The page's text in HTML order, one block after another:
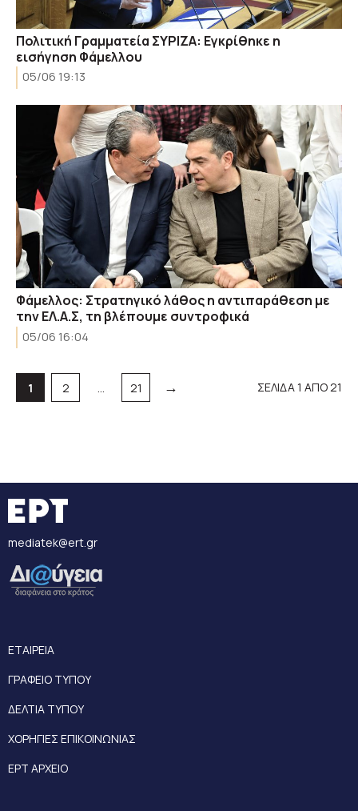
Πολιτική Γραμματεία ΣΥΡΙΖΑ: Εγκρίθηκε η
εισήγηση Φάμελλου
05/06 19:13
Φάμελλος: Στρατηγικό λάθος η αντιπαράθεση με
την ΕΛ.Α.Σ, τη βλέπουμε συντροφικά
05/06 16:04
Σελίδα
1 Σελίδα
2 … Σελίδα
21 → ΣΕΛΙΔΑ 1 ΑΠΟ 21
mediatek@ert.gr
ΕΤΑΙΡΕΙΑ
ΓΡΑΦΕΙΟ ΤΥΠΟΥ
ΔΕΛΤΙΑ ΤΥΠΟΥ
ΧΟΡΗΓΙΕΣ ΕΠΙΚΟΙΝΩΝΙΑΣ
ΕΡΤ ΑΡΧΕΙΟ